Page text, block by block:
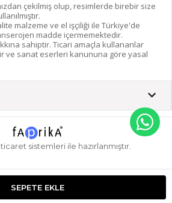
SEPETE EKLE
çekilmiş olup, resimlerde birebir size
malzeme ve el işçiliği ile Türkiye'de
madde içermemektedir.
sahiptir. Ticari amaçla kullananlar
ve sanat eserleri kanununa göre yasal
sistemleri ile hazırlanmıştır.